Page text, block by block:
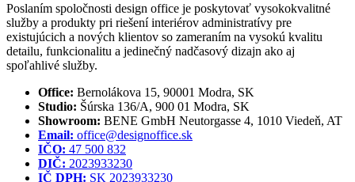
Poslaním spoločnosti design office je poskytovať vysokokvalitné
služby a produkty pri riešení interiérov administratívy pre
existujúcich a nových klientov so zameraním na vysokú kvalitu
detailu, funkcionalitu a jedinečný nadčasový dizajn ako aj
spoľahlivé služby.
Office: Bernolákova 15, 90001 Modra, SK
Studio: Šúrska 136/A, 900 01 Modra, SK
Showroom: BENE GmbH Neutorgasse 4, 1010 Viedeň, AT
Email: office@designoffice.sk
IČO: 47 500 832
DIČ: 2023933230
IČ DPH: SK 2023933230